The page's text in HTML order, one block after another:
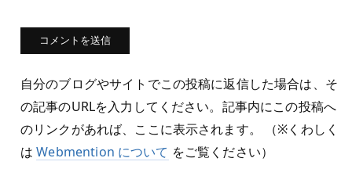
自分のブログやサイトでこの投稿に返信した場合は、そ
の記事のURLを入力してください。記事内にこの投稿へ
のリンクがあれば、ここに表示されます。 （※くわしく
はWebmention について をご覧ください）